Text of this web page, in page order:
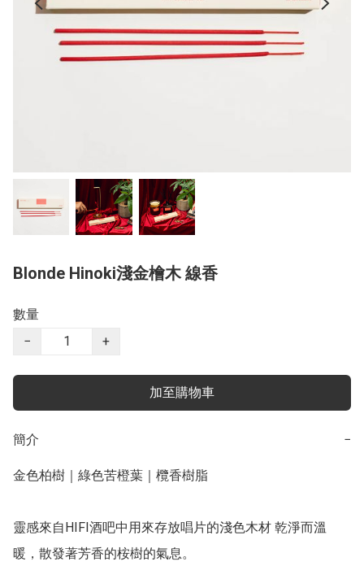
Blonde Hinoki淺金檜木 線香
數量
−
+
加至購物車
簡介 −
金色柏樹｜綠色苦橙葉｜欖香樹脂
靈感來自HIFI酒吧中用來存放唱片的淺色木材 乾淨而溫
暖，散發著芳香的桉樹的氣息。